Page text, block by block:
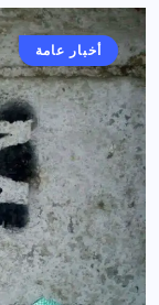
أخبار عامة